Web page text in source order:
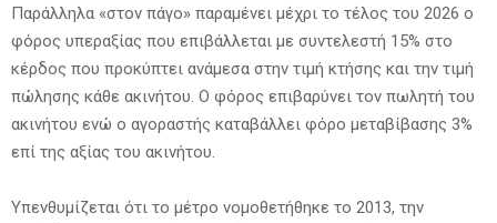
Παράλληλα «στον πάγο» παραμένει μέχρι το τέλος του 2026 ο
φόρος υπεραξίας που επιβάλλεται με συντελεστή 15% στο
κέρδος που προκύπτει ανάμεσα στην τιμή κτήσης και την τιμή
πώλησης κάθε ακινήτου. Ο φόρος επιβαρύνει τον πωλητή του
ακινήτου ενώ ο αγοραστής καταβάλλει φόρο μεταβίβασης 3%
επί της αξίας του ακινήτου.
Υπενθυμίζεται ότι το μέτρο νομοθετήθηκε το 2013, την